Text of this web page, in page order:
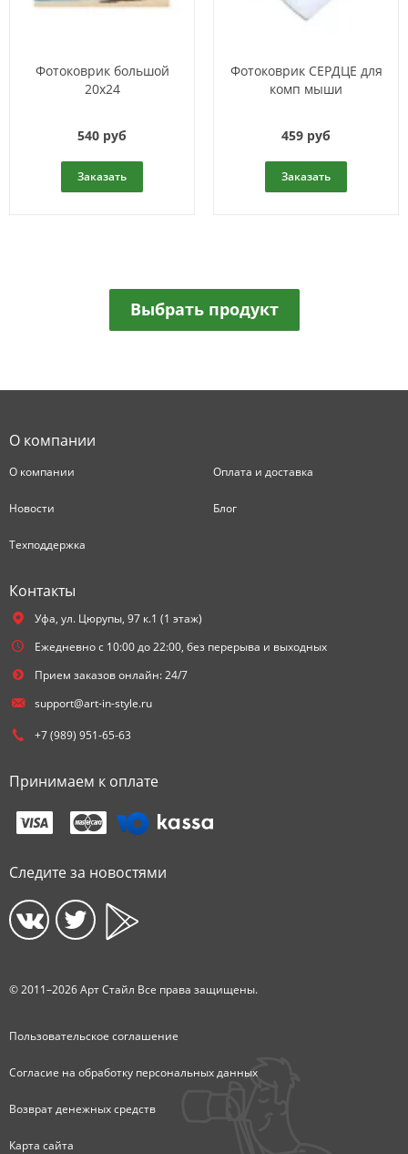
Фотоковрик большой
20х24
540 руб
Заказать
Фотоковрик СЕРДЦЕ для
комп мыши
459 руб
Заказать
Выбрать продукт
О компании
О компании Оплата и доставка
Новости Блог
Техподдержка
Контакты
Уфа, ул. Цюрупы, 97 к.1 (1 этаж)
Ежедневно с 10:00 до 22:00, без перерыва и выходных
Прием заказов онлайн: 24/7
support@art-in-style.ru
+7 (989) 951-65-63
Принимаем к оплате
Следите за новостями
© 2011–2026 Арт Стайл Все права защищены.
Пользовательское соглашение
Согласие на обработку персональных данных
Возврат денежных средств
Карта сайта